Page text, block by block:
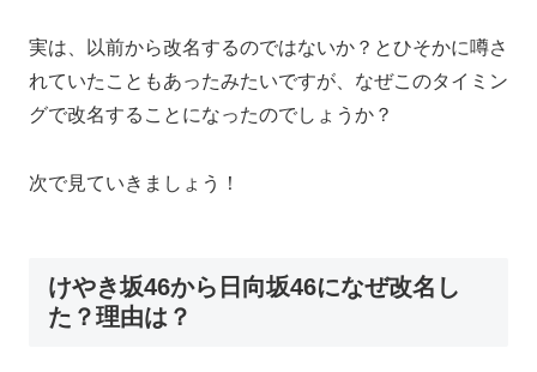
実は、以前から改名するのではないか？とひそかに噂さ
れていたこともあったみたいですが、なぜこのタイミン
グで改名することになったのでしょうか？
次で見ていきましょう！
けやき坂46から日向坂46になぜ改名し
た？理由は？